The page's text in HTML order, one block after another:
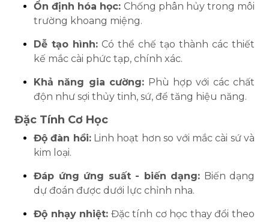
Ổn định hóa học: Chống phân hủy trong môi
trường khoang miệng.
Dễ tạo hình: Có thể chế tạo thành các thiết
kế mắc cài phức tạp, chính xác.
Khả năng gia cường: Phù hợp với các chất
độn như sợi thủy tinh, sứ, để tăng hiệu năng.
Đặc Tính Cơ Học
Độ đàn hồi:Linh hoạt hơn so với mắc cài sứ và
kim loại.
Đáp ứng ứng suất - biến dạng: Biến dạng
dự đoán được dưới lực chỉnh nha.
Độ nhạy nhiệt: Đặc tính cơ học thay đổi theo